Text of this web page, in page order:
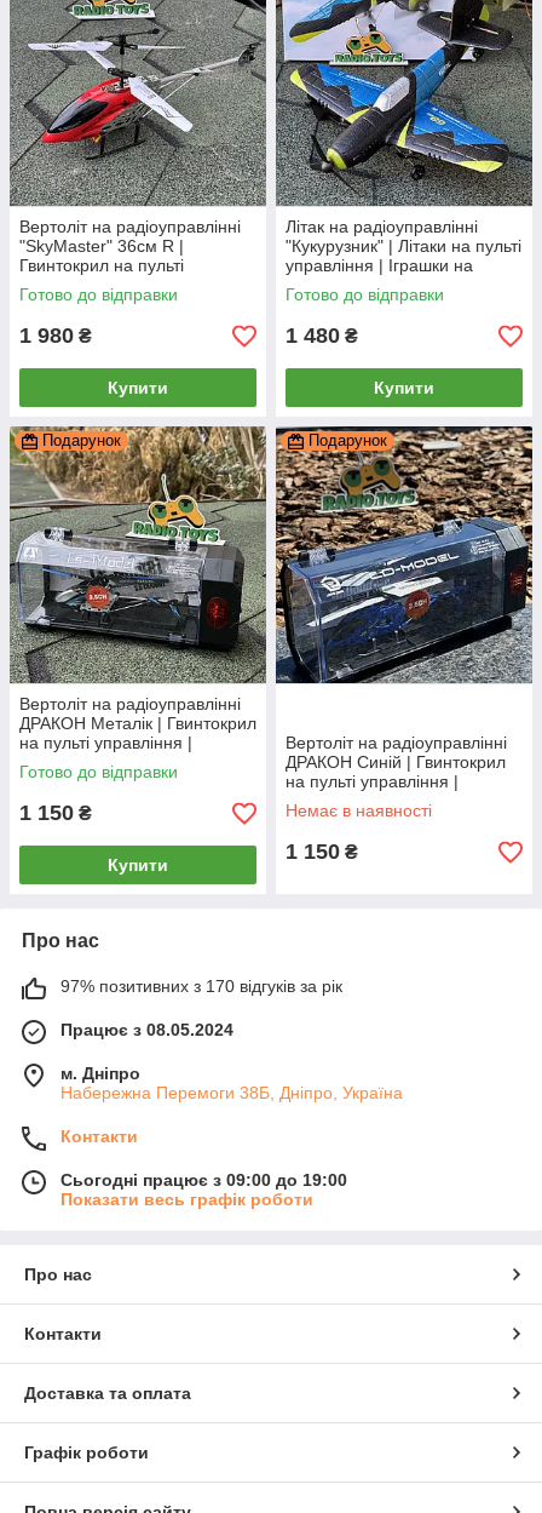
Вертоліт на радіоуправлінні
"SkyMaster" 36см R |
Гвинтокрил на пульті
управління | Гелікоптер на
радіокеруванні
Готово до відправки
1 980 ₴
Купити
Літак на радіоуправлінні
"Кукурузник" | Літаки на пульті
управління | Іграшки на
радіокеруванні
Готово до відправки
1 480 ₴
Купити
Подарунок
Вертоліт на радіоуправлінні
ДРАКОН Металік | Гвинтокрил
на пульті управління |
Гелікоптер на радіокеруванні
Готово до відправки
1 150 ₴
Купити
Подарунок
Вертоліт на радіоуправлінні
ДРАКОН Синій | Гвинтокрил
на пульті управління |
Гелікоптер на радіокеруванні
Немає в наявності
1 150 ₴
Про нас
97% позитивних з 170 відгуків за рік
Працює з 08.05.2024
м. Дніпро
Набережна Перемоги 38Б, Дніпро, Україна
Контакти
Сьогодні працює з 09:00 до 19:00
Показати весь графік роботи
Про нас
Контакти
Доставка та оплата
Графік роботи